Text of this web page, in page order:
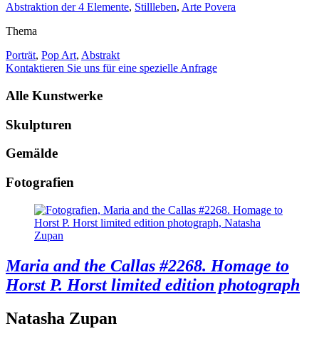
Abstraktion der 4 Elemente, Stillleben, Arte Povera
Thema
Porträt, Pop Art, Abstrakt
Kontaktieren Sie uns für eine spezielle Anfrage
Alle Kunstwerke
Skulpturen
Gemälde
Fotografien
Maria and the Callas #2268. Homage to
Horst P. Horst limited edition photograph
Natasha Zupan